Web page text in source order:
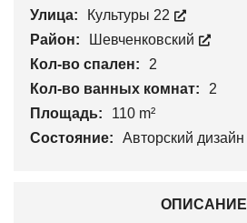
Улица:
Культуры 22
Район:
Шевченковский
Кол-во спален:
2
Кол-во ванных комнат:
2
Площадь:
110 m²
Состояние:
Авторский дизайн
ОПИСАНИЕ